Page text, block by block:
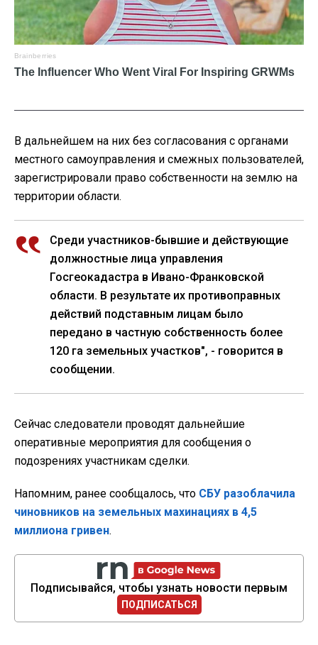
В дальнейшем на них без согласования с органами
местного самоуправления и смежных пользователей,
зарегистрировали право собственности на землю на
территории области.
Среди участников-бывшие и действующие
должностные лица управления
Госгеокадастра в Ивано-Франковской
области. В результате их противоправных
действий подставным лицам было
передано в частную собственность более
120 га земельных участков", - говорится в
сообщении.
Сейчас следователи проводят дальнейшие
оперативные мероприятия для сообщения о
подозрениях участникам сделки.
Напомним, ранее сообщалось, что СБУ разоблачила
чиновников на земельных махинациях в 4,5
миллиона гривен.
Подписывайся, чтобы узнать новости первым
ПОДПИСАТЬСЯ